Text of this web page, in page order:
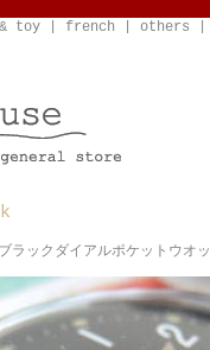
toy| french others
ラックダイアルポケットウオ